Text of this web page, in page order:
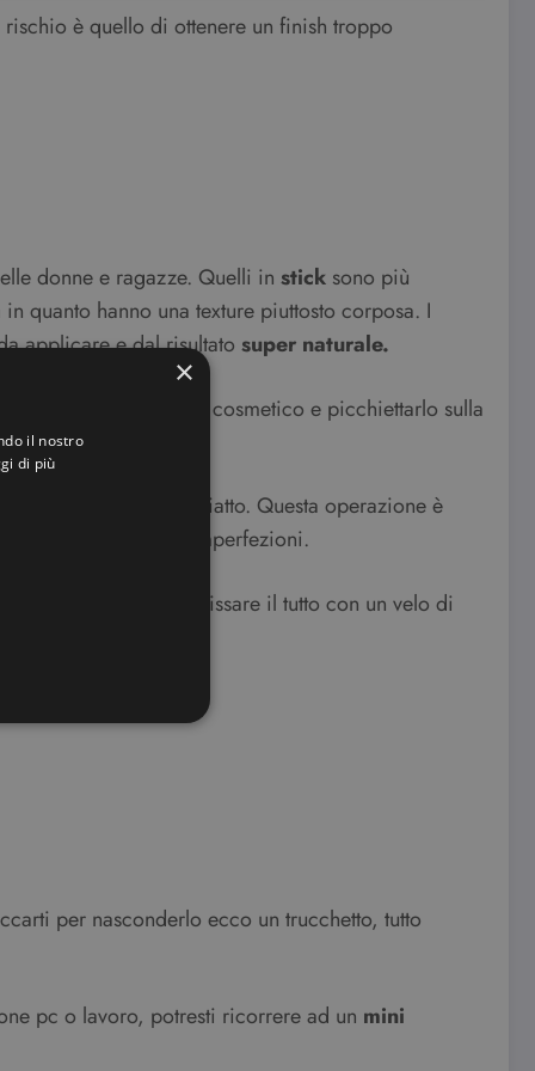
è quello di ottenere un finish troppo
donne e ragazze. Quelli in stick sono più
quanto hanno una texture piuttosto corposa. I
applicare e dal risultato super naturale.
piccola quantità di cosmetico e picchiettarlo sulla
un pennello piatto. Questa operazione è
al meglio le imperfezioni.
ricordandoti di fissare il tutto con un velo di
per nasconderlo ecco un trucchetto, tutto
pc o lavoro, potresti ricorrere ad un mini
×
il nostro
di più
Script.com per
visitatori. È necessario